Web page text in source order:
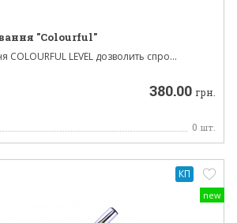
"Colourful"
LEVEL дозволить спро...
380.00 грн.
0 шт.
new
КП